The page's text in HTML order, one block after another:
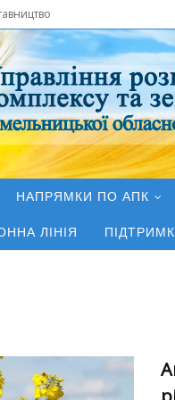
НАПРЯМКИ ПО АПК
ЛІНІЯ